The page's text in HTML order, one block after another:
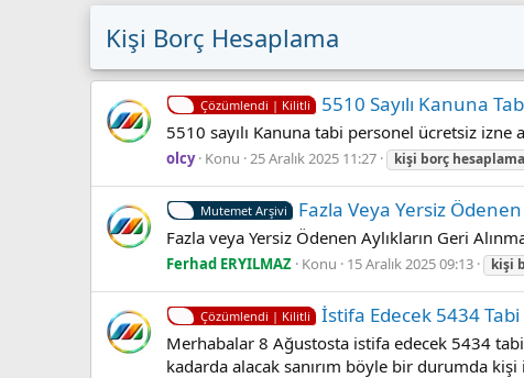
Kişi Borç Hesaplama
Çözümlendi | Kilitli 5510 Sayılı Kanuna
5510 sayılı Kanuna tabi personel ücretsiz
olcy Konu 25 Aralık 2025 11:27 kişi borç hesaplama
Mutemet Arşivi Fazla Veya Yersiz
Fazla veya Yersiz Ödenen Aylıkların Geri
Ferhad ERYILMAZ Konu 15 Aralık 2025 09:13 kişi
Çözümlendi | Kilitli İsti̇fa Edecek 5434 Tabi
Merhabalar 8 Ağustosta istifa edecek 5434
kadarda alacak sanırım böyle bir durumda